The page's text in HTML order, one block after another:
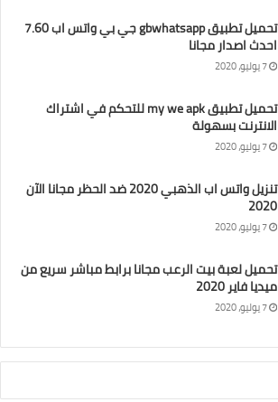
تحميل تطبيق gbwhatsapp جي بي واتس اب 7.60
احدث اصدار مجانا
7 يوليو، 2020
تحميل تطبيق my we apk للتحكم في اشتراك
الانترنت بسهولة
7 يوليو، 2020
تنزيل واتس اب الذهبي 2020 ضد الحظر مجانا الآن
2020
7 يوليو، 2020
تحميل لعبة بيت الرعب مجانا برابط مباشر سريع من
ميديا فاير 2020
7 يوليو، 2020